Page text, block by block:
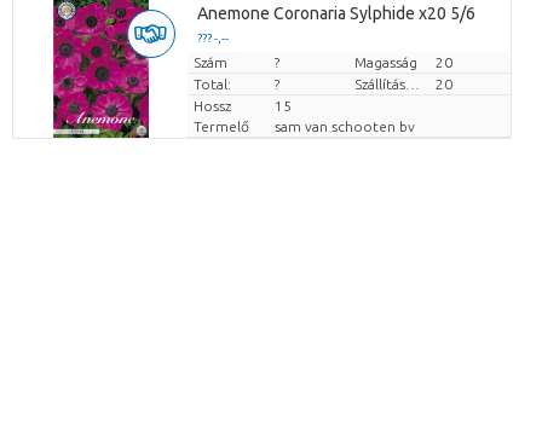
Anemone Coronaria Sylphide x20 5/6
??? -,--
Darabb ár
Szám ? Magasság
20
Total:
?
20
Hossz
15
Termelő
sam van schooten bv